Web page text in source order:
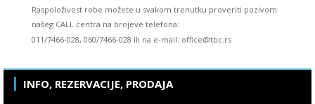
Raspoloživost robe možete u svakom trenutku proveriti pozivom
našeg CALL centra na brojeve telefona:
011/7466-028, 060/7466-028 ili na e-mail: office@tbc.rs
INFO, REZERVACIJE, PRODAJA